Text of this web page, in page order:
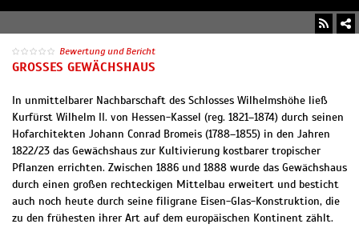
Bewertung und Bericht
GROSSES GEWÄCHSHAUS
In unmittelbarer Nachbarschaft des Schlosses Wilhelmshöhe ließ
Kurfürst Wilhelm II. von Hessen-Kassel (reg. 1821–1874) durch seinen
Hofarchitekten Johann Conrad Bromeis (1788–1855) in den Jahren
1822/23 das Gewächshaus zur Kultivierung kostbarer tropischer
Pflanzen errichten. Zwischen 1886 und 1888 wurde das Gewächshaus
durch einen großen rechteckigen Mittelbau erweitert und besticht
auch noch heute durch seine filigrane Eisen-Glas-Konstruktion, die
zu den frühesten ihrer Art auf dem europäischen Kontinent zählt.